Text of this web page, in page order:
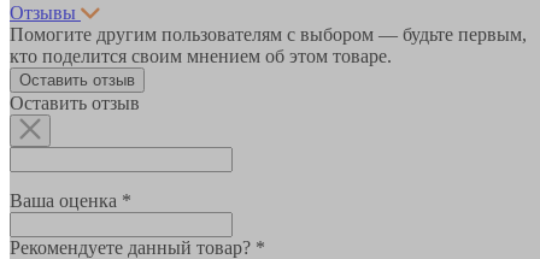
Отзывы
Помогите другим пользователям с выбором — будьте первым,
кто поделится своим мнением об этом товаре.
Оставить отзыв
Оставить отзыв
Ваша оценка *
Рекомендуете данный товар? *